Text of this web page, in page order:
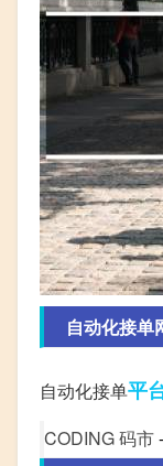
自动化接单
自动化接单平
CODING 码市